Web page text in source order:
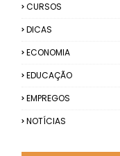
CURSOS
DICAS
ECONOMIA
EDUCAÇÃO
EMPREGOS
NOTÍCIAS